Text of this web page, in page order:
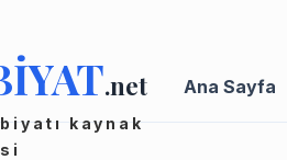
.net Ana Sayfa
kaynak